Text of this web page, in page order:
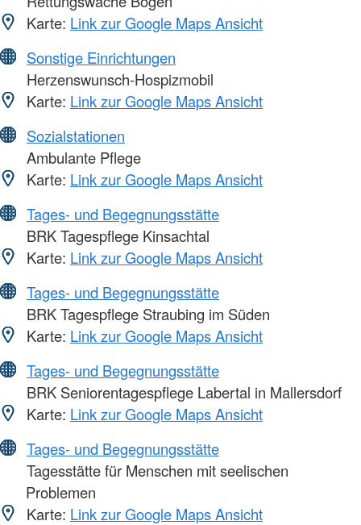
Karte: Link zur Google Maps Ansicht
Sonstige Einrichtungen
Herzenswunsch-Hospizmobil
Karte: Link zur Google Maps Ansicht
Sozialstationen
Ambulante Pflege
Karte: Link zur Google Maps Ansicht
Tages- und Begegnungsstätte
BRK Tagespflege Kinsachtal
Karte: Link zur Google Maps Ansicht
Tages- und Begegnungsstätte
BRK Tagespflege Straubing im Süden
Karte: Link zur Google Maps Ansicht
Tages- und Begegnungsstätte
BRK Seniorentagespflege Labertal in Mallersdorf
Karte: Link zur Google Maps Ansicht
Tages- und Begegnungsstätte
Tagesstätte für Menschen mit seelischen
Problemen
Karte: Link zur Google Maps Ansicht